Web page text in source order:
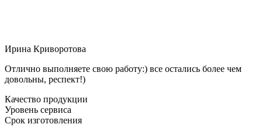
Ирина Криворотова
Отлично выполняете свою работу:) все остались более чем
довольны, респект!)
Качество продукции
Уровень сервиса
Срок изготовления